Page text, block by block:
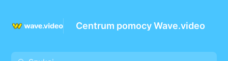
Centrum pomocy Wave.video